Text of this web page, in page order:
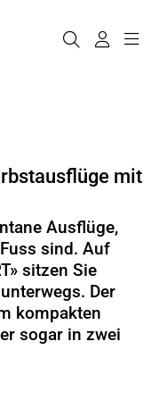
mit
Ausflüge,
sind. Auf
sitzen Sie
Der
kompakten
sogar in zwei